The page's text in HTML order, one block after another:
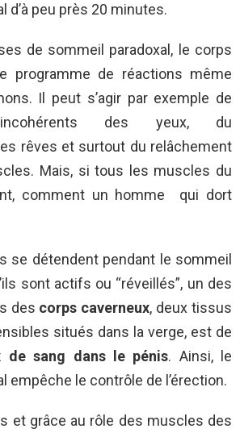
d’à peu près 20 minutes.
de sommeil paradoxal, le corps
programme de réactions même
Il peut s’agir par exemple de
incohérents des yeux, du
rêves et surtout du relâchement
Mais, si tous les muscles du
comment un homme qui dort
se détendent pendant le sommeil
sont actifs ou “réveillés”, un des
des corps caverneux, deux tissus
situés dans la verge, est de
de sang dans le pénis. Ainsi, le
empêche le contrôle de l’érection.
et grâce au rôle des muscles des